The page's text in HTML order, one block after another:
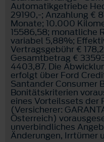
Automatikgetriebe
29190,-; Anzahlung €
Monate; 10.000
15586,58; monatliche
variabel 5,88%;
Vertragsgebühr €
Gesamtbetrag €
4403,87. Die
erfolgt über Ford
Santander Consumer
Bonitätskriterien
eines Vorteilssets der
(Versicherer:
Österreich)
unverbindliches
Änderungen, Irrtümer